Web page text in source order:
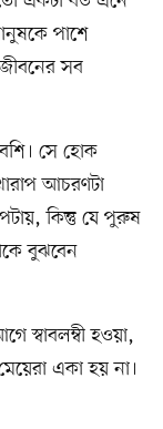
পাশে
সব
সে হোক
আচরণটা
কিন্তু যে পুরুষ
বুঝবেন
স্বাবলম্বী হওয়া,
একা হয় না।